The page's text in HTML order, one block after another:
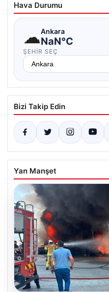
Hava Durumu
☁Ankara
NaN°C
ŞEHIR SEÇ
Bizi Takip Edin
Yan Manşet